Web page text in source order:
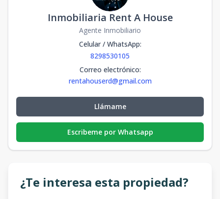
Inmobiliaria Rent A House
Agente Inmobiliario
Celular / WhatsApp:
8298530105
Correo electrónico:
rentahouserd@gmail.com
Llámame
Escribeme por Whatsapp
¿Te interesa esta propiedad?